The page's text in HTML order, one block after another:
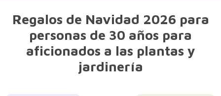
Regalos de Navidad 2026 para
personas de 30 años para
aficionados a las plantas y
jardinería